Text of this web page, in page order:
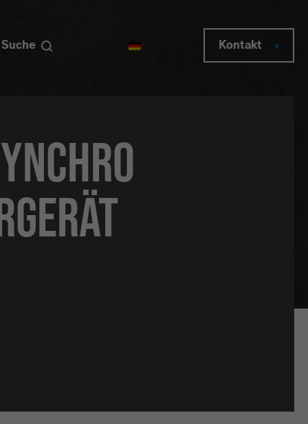
Suche Kontakt